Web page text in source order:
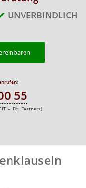
UNVERBINDLICH
55
– Dt. Festnetz)